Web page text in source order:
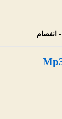
- انفصام